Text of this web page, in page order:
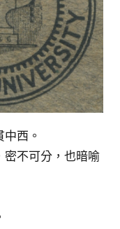
西。
密不可分，也暗喻